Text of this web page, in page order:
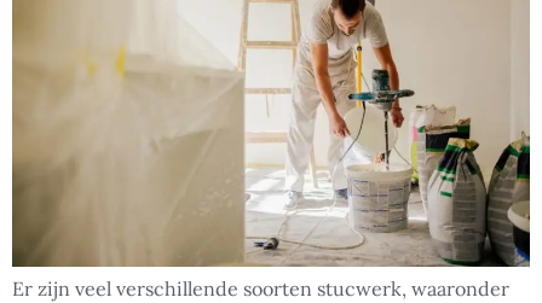
Er zijn veel verschillende soorten stucwerk, waaronder